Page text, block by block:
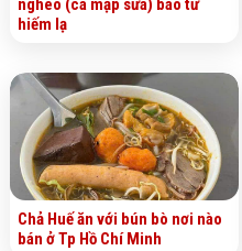
nghéo (cá mập sữa) bao tử
hiếm lạ
Chả Huế ăn với bún bò nơi nào
bán ở Tp Hồ Chí Minh